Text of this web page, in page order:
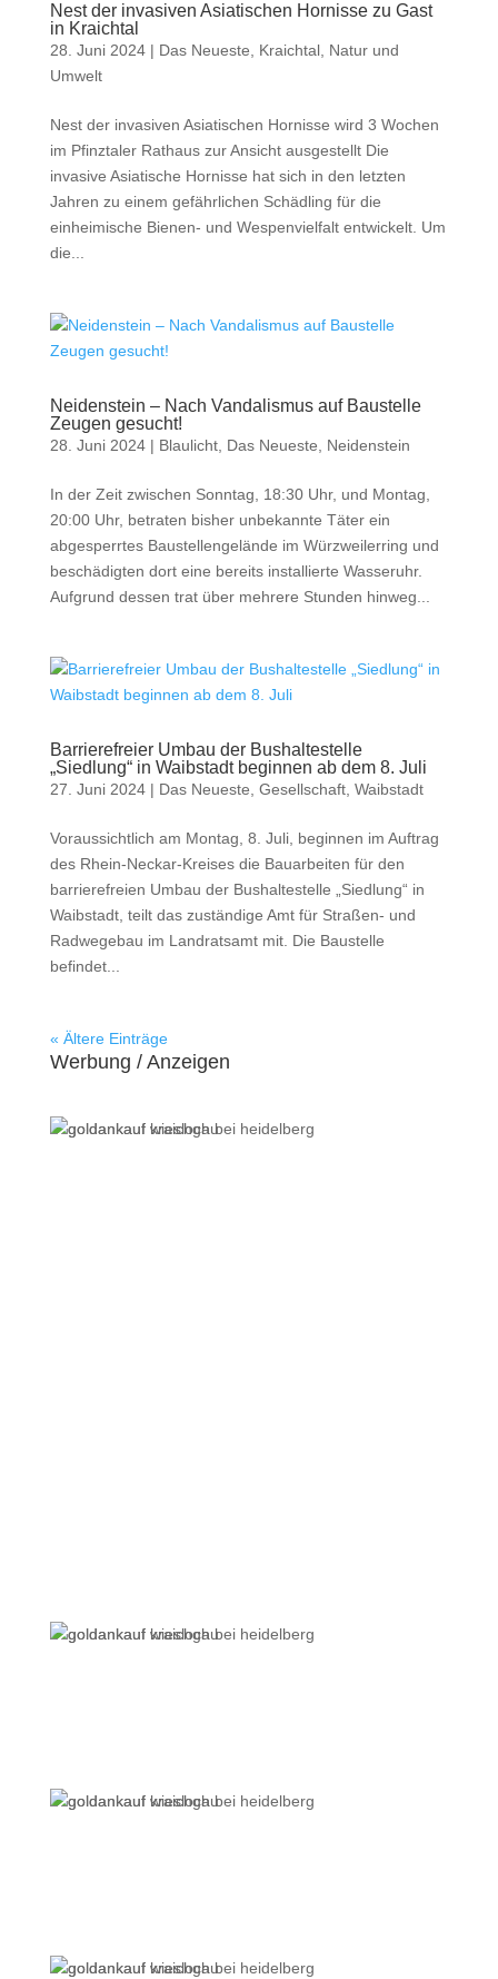
Nest der invasiven Asiatischen Hornisse zu Gast
in Kraichtal
28. Juni 2024| Das Neueste Kraichtal, Natur und
Umwelt
Nest der invasiven Asiatischen Hornisse wird 3 Wochen
im Pfinztaler Rathaus zur Ansicht ausgestellt Die
invasive Asiatische Hornisse hat sich in den letzten
Jahren zu einem gefährlichen Schädling für die
einheimische Bienen- und Wespenvielfalt entwickelt. Um
die...
Neidenstein – Nach Vandalismus auf Baustelle
Zeugen gesucht!
28. Juni 2024| Blaulicht, Das Neueste Neidenstein
In der Zeit zwischen Sonntag, 18:30 Uhr, und Montag,
20:00 Uhr, betraten bisher unbekannte Täter ein
abgesperrtes Baustellengelände im Würzweilerring und
beschädigten dort eine bereits installierte Wasseruhr.
Aufgrund dessen trat über mehrere Stunden hinweg...
Barrierefreier Umbau der Bushaltestelle
„Siedlung“ in Waibstadt beginnen ab dem 8. Juli
27. Juni 2024| Das Neueste Gesellschaft, Waibstadt
Voraussichtlich am Montag, 8. Juli, beginnen im Auftrag
des Rhein-Neckar-Kreises die Bauarbeiten für den
barrierefreien Umbau der Bushaltestelle „Siedlung“ in
Waibstadt, teilt das zuständige Amt für Straßen- und
Radwegebau im Landratsamt mit. Die Baustelle
befindet...
« Ältere Einträge
Werbung / Anzeigen